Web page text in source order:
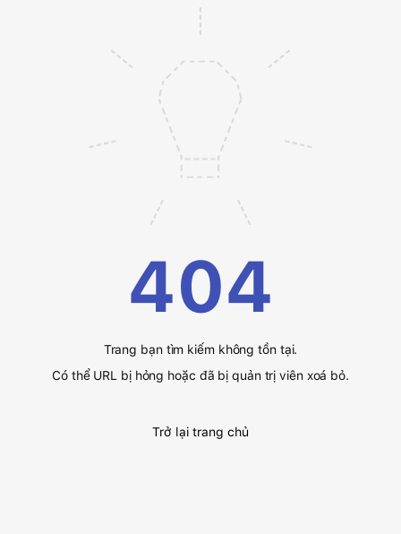
404
Trang bạn tìm kiếm không tồn tại.
Có thể URL bị hỏng hoặc đã bị quản trị viên xoá bỏ.
Trở lại trang chủ